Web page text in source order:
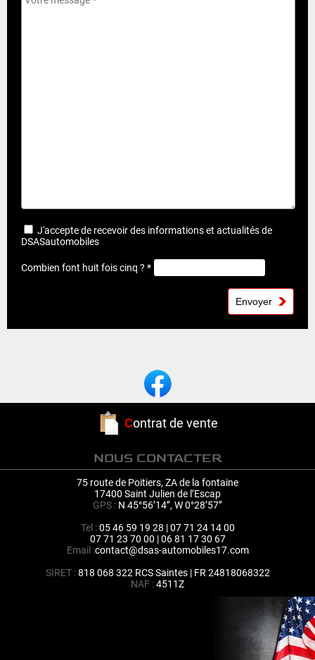
J'accepte de recevoir des informations et actualités de
DSASautomobiles
Combien font huit fois cinq ? *
Contrat de vente
NOUS CONTACTER
75 route de Poitiers, ZA de la fontaine
17400 Saint Julien de l’Escap
GPS : N 45°56’14’’, W 0°28’57’’
Tel :05 46 59 19 28 | 07 71 24 14 00
07 71 23 70 00 | 06 81 17 30 67
Email :contact@dsas-automobiles17.com
SIRET :818 068 322 RCS Saintes | FR 24818068322
NAF :4511Z